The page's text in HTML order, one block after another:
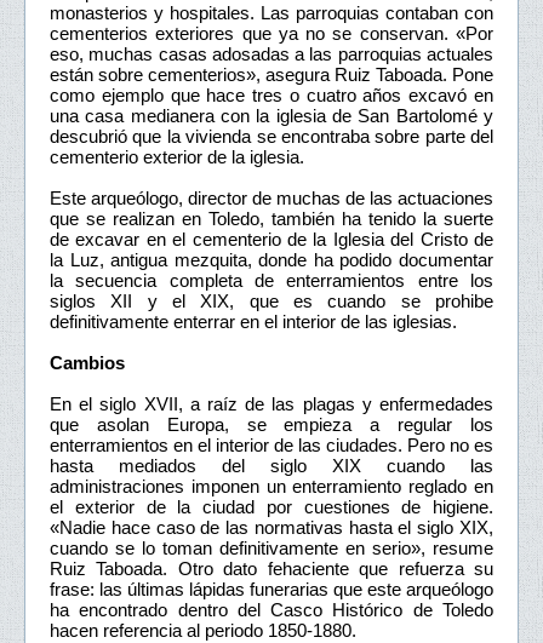
monasterios y hospitales. Las parroquias contaban con
cementerios exteriores que ya no se conservan. «Por
eso, muchas casas adosadas a las parroquias actuales
están sobre cementerios», asegura Ruiz Taboada. Pone
como ejemplo que hace tres o cuatro años excavó en
una casa medianera con la iglesia de San Bartolomé y
descubrió que la vivienda se encontraba sobre parte del
cementerio exterior de la iglesia.
Este arqueólogo, director de muchas de las actuaciones
que se realizan en Toledo, también ha tenido la suerte
de excavar en el cementerio de la Iglesia del Cristo de
la Luz, antigua mezquita, donde ha podido documentar
la secuencia completa de enterramientos entre los
siglos XII y el XIX, que es cuando se prohibe
definitivamente enterrar en el interior de las iglesias.
Cambios
En el siglo XVII, a raíz de las plagas y enfermedades
que asolan Europa, se empieza a regular los
enterramientos en el interior de las ciudades. Pero no es
hasta mediados del siglo XIX cuando las
administraciones imponen un enterramiento reglado en
el exterior de la ciudad por cuestiones de higiene.
«Nadie hace caso de las normativas hasta el siglo XIX,
cuando se lo toman definitivamente en serio», resume
Ruiz Taboada. Otro dato fehaciente que refuerza su
frase: las últimas lápidas funerarias que este arqueólogo
ha encontrado dentro del Casco Histórico de Toledo
hacen referencia al periodo 1850-1880.